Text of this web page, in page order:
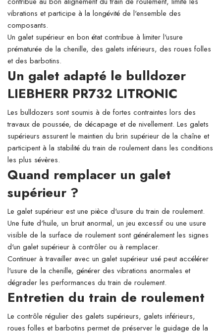
vibrations et participe à la longévité de l'ensemble des
composants.
Un galet supérieur en bon état contribue à limiter l'usure
prématurée de la chenille, des galets inférieurs, des roues folles
et des barbotins.
Un galet adapté le bulldozer
LIEBHERR PR732 LITRONIC
Les bulldozers sont soumis à de fortes contraintes lors des
travaux de poussée, de décapage et de nivellement. Les galets
supérieurs assurent le maintien du brin supérieur de la chaîne et
participent à la stabilité du train de roulement dans les conditions
les plus sévères.
Quand remplacer un galet
supérieur ?
Le galet supérieur est une pièce d'usure du train de roulement.
Une fuite d'huile, un bruit anormal, un jeu excessif ou une usure
visible de la surface de roulement sont généralement les signes
d'un galet supérieur à contrôler ou à remplacer.
Continuer à travailler avec un galet supérieur usé peut accélérer
l'usure de la chenille, générer des vibrations anormales et
dégrader les performances du train de roulement.
Entretien du train de roulement
Le contrôle régulier des galets supérieurs, galets inférieurs,
roues folles et barbotins permet de préserver le guidage de la